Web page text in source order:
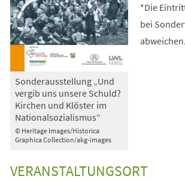
© Heritage Images/Historica
Graphica Collection/akg-images
Sonderausstellung „Und
vergib uns unsere Schuld?
Kirchen und Klöster im
Nationalsozialismus“
*Die
bei
abweichen.
VERANSTALTUNGSORT